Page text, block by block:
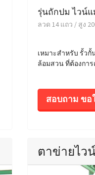
รุ่นถักปม ไวน์แ
ลวด 14 แถว / สูง
เหมาะสำหรับ รั้ว
ล้อมสวน ที่ต้องกา
สอบถาม ขอ
ตาข่ายไว